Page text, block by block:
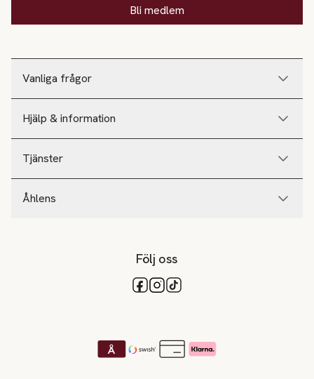
Vanliga frågor
Hjälp & information
Tjänster
Åhlens
Bli medlem
Följ oss